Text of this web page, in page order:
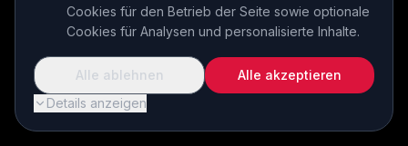
Cookies für den Betrieb der Seite sowie optionale
Cookies für Analysen und personalisierte Inhalte.
Details anzeigen
Alle ablehnen Alle akzeptieren